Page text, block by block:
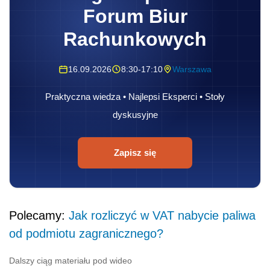
Forum Biur
Rachunkowych
16.09.2026 8:30-17:10 Warszawa
Praktyczna wiedza • Najlepsi Eksperci • Stoły
dyskusyjne
Zapisz się
Polecamy: Jak rozliczyć w VAT nabycie paliwa
od podmiotu zagranicznego?
Dalszy ciąg materiału pod wideo